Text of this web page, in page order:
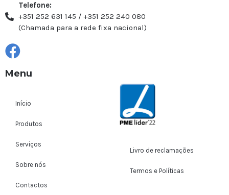
Telefone:
+351 252 631 145 / +351 252 240 080
(Chamada para a rede fixa nacional)
Menu
Início
Produtos
Serviços
Sobre nós
Contactos
Livro de reclamações
Termos e Políticas